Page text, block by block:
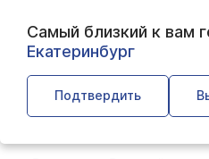
Самый близкий к вам
Екатеринбург
Подтвердить